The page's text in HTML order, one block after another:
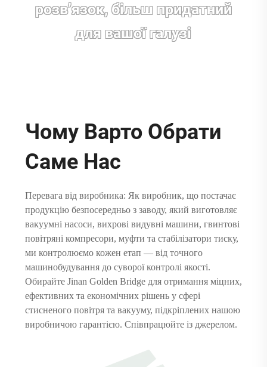
розв’язок, більш придатний
для вашої галузі
Чому Варто Обрати
Саме Нас
Перевага від виробника: Як виробник, що постачає
продукцію безпосередньо з заводу, який виготовляє
вакуумні насоси, вихрові видувні машини, гвинтові
повітряні компресори, муфти та стабілізатори тиску,
ми контролюємо кожен етап — від точного
машинобудування до суворої контролі якості.
Обирайте Jinan Golden Bridge для отримання міцних,
ефективних та економічних рішень у сфері
стисненого повітря та вакууму, підкріплених нашою
виробничою гарантією. Співпрацюйте із джерелом.